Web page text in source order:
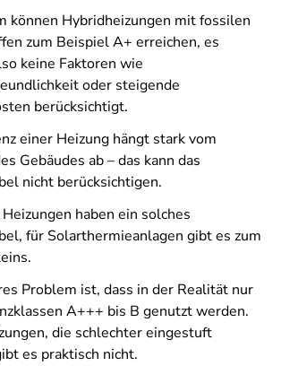
können Hybridheizungen mit fossilen
zum Beispiel A+ erreichen, es
keine Faktoren wie
oder steigende
berücksichtigt.
einer Heizung hängt stark vom
Gebäudes ab – das kann das
nicht berücksichtigen.
haben ein solches
für Solarthermieanlagen gibt es zum
Problem ist, dass in der Realität nur
A+++ bis B genutzt werden.
die schlechter eingestuft
es praktisch nicht.